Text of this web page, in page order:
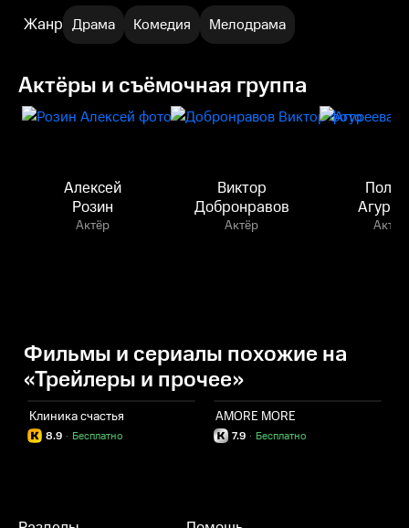
Жанр Драма Комедия Мелодрама
Актёры и съёмочная группа
Алексей
Розин
Актёр
Виктор
Добронравов
Актёр Актёр
Фильмы и сериалы похожие на
«Трейлеры и прочее»
Клиника счастья
8.9 Бесплатно
·
AMORE MORE
7.9 Бесплатно
·